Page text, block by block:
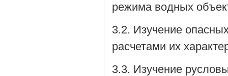
режима водных
3.2. Изучение
расчетами их
3.3. Изучение